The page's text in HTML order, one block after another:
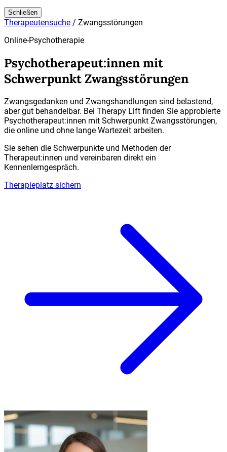
Schließen
Therapeutensuche / Zwangsstörungen
Online-Psychotherapie
Psychotherapeut:innen mit
Schwerpunkt Zwangsstörungen
Zwangsgedanken und Zwangshandlungen sind belastend,
aber gut behandelbar. Bei Therapy Lift finden Sie approbierte
Psychotherapeut:innen mit Schwerpunkt Zwangsstörungen,
die online und ohne lange Wartezeit arbeiten.
Sie sehen die Schwerpunkte und Methoden der
Therapeut:innen und vereinbaren direkt ein
Kennenlerngespräch.
Therapieplatz sichern